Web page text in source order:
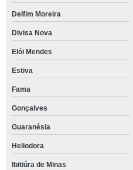
Delfim Moreira
Divisa Nova
Elói Mendes
Estiva
Fama
Gonçalves
Guaranésia
Heliodora
Ibitiúra de Minas